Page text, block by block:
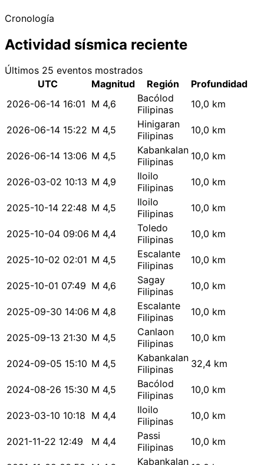
Cronología
Actividad sísmica reciente
Últimos 25 eventos mostrados
UTC
Magnitud Región
Profundidad
2026-06-14 16:01 M 4,6
Bacólod
Filipinas
10,0 km
2026-06-14 15:22 M 4,5
Hinigaran
Filipinas
10,0 km
2026-06-14 13:06 M 4,5
Kabankalan
Filipinas
10,0 km
2026-03-02 10:13 M 4,9
Iloilo
Filipinas
10,0 km
2025-10-14 22:48 M 4,5
Iloilo
Filipinas
10,0 km
2025-10-04 09:06 M 4,4
Toledo
Filipinas
10,0 km
2025-10-02 02:01 M 4,5
Escalante
Filipinas
10,0 km
2025-10-01 07:49 M 4,6
Sagay
Filipinas
10,0 km
2025-09-30 14:06 M 4,8
Escalante
Filipinas
10,0 km
2025-09-13 21:30 M 4,5
Canlaon
Filipinas
10,0 km
2024-09-05 15:10 M 4,5
Kabankalan
Filipinas
32,4 km
2024-08-26 15:30 M 4,5
Bacólod
Filipinas
10,0 km
2023-03-10 10:18 M 4,4
Iloilo
Filipinas
10,0 km
2021-11-22 12:49 M 4,4
Passi
Filipinas
10,0 km
Kabankalan